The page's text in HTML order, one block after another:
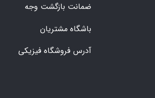
ضمانت بازگشت وجه
باشگاه مشتریان
آدرس فروشگاه فیزیکی